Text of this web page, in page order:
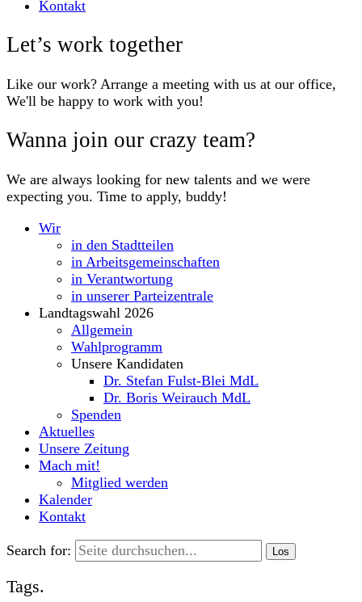
Kontakt
Let’s work together
Like our work? Arrange a meeting with us at our office,
We'll be happy to work with you!
Wanna join our crazy team?
We are always looking for new talents and we were
expecting you. Time to apply, buddy!
Wir
in den Stadtteilen
in Arbeitsgemeinschaften
in Verantwortung
in unserer Parteizentrale
Landtagswahl 2026
Allgemein
Wahlprogramm
Unsere Kandidaten
Dr. Stefan Fulst-Blei MdL
Dr. Boris Weirauch MdL
Spenden
Aktuelles
Unsere Zeitung
Mach mit!
Mitglied werden
Kalender
Kontakt
Search for:
Tags.